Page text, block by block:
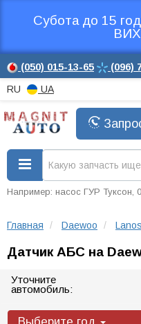
Субота до 15
(050) 015-13-65 (096)
RU UA
Например: насос ГУР Туксон,
Главная Daewoo Lanos
Датчик АБС на
Уточните
автомобиль: